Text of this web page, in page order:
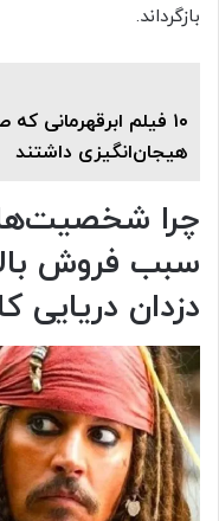
بازگرداند.
۱۰ فیلم ابرقهرمانی
هیجان‌انگیزی داشتند
چرا
سبب فروش
دزدان دریایی